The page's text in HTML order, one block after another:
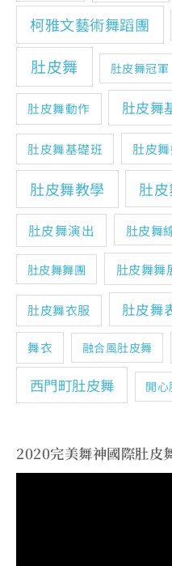
柯雅文藝術舞蹈團
肚皮舞 肚皮舞冠軍
肚皮舞動作 肚皮舞
肚皮舞基礎班 肚皮
肚皮舞教學
肚
肚皮舞演出 肚皮舞
肚皮舞舞團 肚皮舞舞
肚皮舞衣服 肚皮舞
舞衣 融合風肚皮舞
西門町肚皮舞 開
2020完美舞神國際肚皮